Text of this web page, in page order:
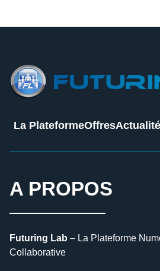
La PlateformeOffres
A PROPOS
Futuring Lab – La Plateforme
Collaborative